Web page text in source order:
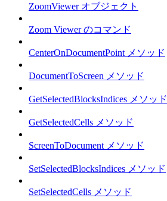
ZoomViewer オブジェクト
Zoom Viewer のコマンド
CenterOnDocumentPoint メソッド
DocumentToScreen メソッド
GetSelectedBlocksIndices メソッド
GetSelectedCells メソッド
ScreenToDocument メソッド
SetSelectedBlocksIndices メソッド
SetSelectedCells メソッド